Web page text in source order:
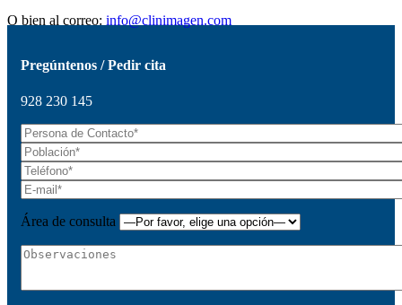
O bien al correo: info@clinimagen.com
Pregúntenos / Pedir cita
928 230 145
Área de consulta